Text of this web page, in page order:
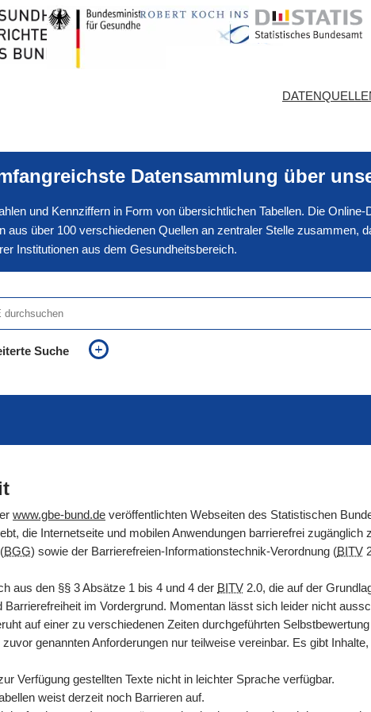
Datensammlung über
und Kennziffern in Form von übersichtlichen Tabellen. Die
aus über 100 verschiedenen Quellen an zentraler Stelle zusammen,
Institutionen aus dem Gesundheitsbereich.
Suche
www.gbe-bund.de veröffentlichten Webseiten des Statistischen
die Internetseite und mobilen Anwendungen barrierefrei
BGG) sowie der Barrierefreien-Informationstechnik-Verordnung (BITV
aus den §§ 3 Absätze 1 bis 4 und 4 der BITV 2.0, die auf der
im Vordergrund. Momentan lässt sich leider nicht
auf einer zu verschiedenen Zeiten durchgeführten
genannten Anforderungen nur teilweise vereinbar. Es gibt
Verfügung gestellten Texte nicht in leichter Sprache verfügbar.
weist derzeit noch Barrieren auf.